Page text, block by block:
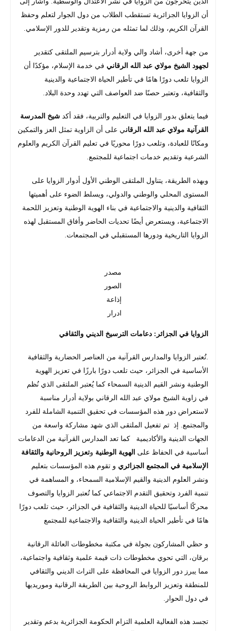
أن الزوايا الجزائرية تستقطب الطلاب من دول الجوار لتعلم وحفظ
القرآن الكريم، وذلك لما تمثله من رمزية وتقدير للدور الإسلامي.
من جهة أخرى، أشاد والي ولاية أدرار بترسيم الملتقى كتقدير
لجهود الشيخ مولاي عبد الله الرقاني في خدمة الإسلام، مؤكدًا أن
الزوايا تلعب دورًا هامًا في تأطير الحياة الاجتماعية والدينية
والثقافية، وتعتبر حصنًا ضد العواصف التي تهدد وحدة البلاد.
فيما يتعلق بدور الزوايا في التعليم والتربية، فقد أكد شيخ المدرسة
القرآنية مولاي عبد الله الرقاني على أن الزاوية تمثل العز والتمكين
ومكانًا للعبادة، وتلعب دورًا محوريًا في تعليم القرآن الكريم والعلوم
الشرعية وتقديم خدمات اجتماعية للمجتمع.
وبهذه الطريقة، يتناول الملتقى الوطني الأول أدوار الزوايا على
المستوى المحلي والوطني والدولي، ويسلط الضوء على أهميتها
الثقافية والدينية والاجتماعية في بناء الهوية الوطنية وتعزيز اللحمة
الاجتماعية، ويستعرض أيضًا تحديات الحاضر وأفاق المستقبل لهذه
الزوايا التاريخية ودورها المستقبلي في المجتمعات.
مصدر
الصور
إذاعة
ادرار
الزوايا في الجزائر: دعامات الترسيخ الديني والثقافي
.تُعتبر الزوايا والمدارس القرآنية من العناصر الحضارية والثقافية
الأساسية في الجزائر، حيث تلعب دورًا بارزًا في تعزيز الهوية
الوطنية ونشر القيم الدينية السمحاء كما يُعتبر الملتقى الذي نُظم
في زاوية الشيخ مولاي عبد الله الرقاني بولاية أدرار مناسبة
لاستعراض دور هذه المؤسسات في تحقيق التنمية الشاملة للفرد
والمجتمع. إذ تم تفعيل الملتقى الذي شهد مشاركة واسعة من
الجهات الدينية والأكاديمية كما تعد المدارس القرآنية من الدعامات
أساسية في الحفاظ على الهوية الوطنية وتعزيز الروحانية والثقافة
الإسلامية في المجتمع الجزائري و تقوم هذه المؤسسات بتعليم
ونشر العلوم الدينية والقيم الإسلامية السمحاء، و المساهمة في
تنمية الفرد وتحقيق التقدم الاجتماعي كما تُعتبر الزوايا والتصوف
محركًا أساسيًا للحياة الدينية والثقافية في الجزائر، حيث تلعب دورًا
هامًا في تأطير الحياة الدينية والثقافية والاجتماعية للمجتمع
و حظي المشاركون بجولة في مكتبة مخطوطات العائلة الرقانية
برقان، التي تحوي مخطوطات ذات قيمة علمية وثقافية واجتماعية،
مما يبرز دور الزوايا في المحافظة على التراث الديني والثقافي
للمنطقة وتعزيز الروابط الروحية بين الطريقة الرقانية وموريديها
في دول الحوار.
تجسد هذه الفعالية العلمية التزام الحكومة الجزائرية بدعم وتقدير